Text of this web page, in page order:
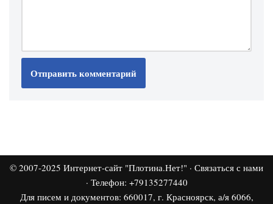
© 2007-2025 Интернет-сайт "Плотина.Нет!" · Связаться с нами
· Телефон: +79135277440
Для писем и документов: 660017, г. Красноярск, а/я 6066,